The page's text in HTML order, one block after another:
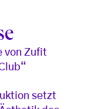
von Zufit
setzt